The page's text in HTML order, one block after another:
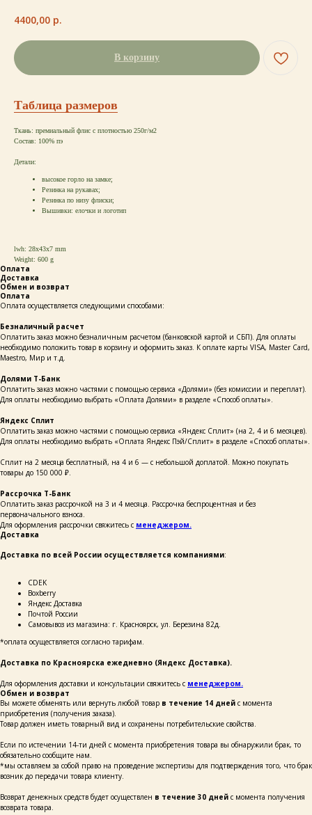
4400,00 р.
В корзину
Таблица размеров
Ткань: премиальный флис с плотностью 250г/м2
Состав: 100% пэ
Детали:
высокое горло на замке;
Резинка на рукавах;
Резинка по низу флиски;
Вышивки: елочки и логотип
lwh: 28x43x7 mm
Weight: 600 g
Оплата
Доставка
Обмен и возврат
Оплата
Оплата осуществляется следующими способами:
Безналичный расчет
Оплатить заказ можно безналичным расчетом (банковской картой и СБП). Для оплаты
необходимо положить товар в корзину и оформить заказ. К оплате карты VISA, Master Card,
Maestro, Мир и т.д.
Долями Т-Банк
Оплатить заказ можно частями с помощью сервиса «Долями» (без комиссии и переплат).
Для оплаты необходимо выбрать «Оплата Долями» в разделе «Способ оплаты».
Яндекс Сплит
Оплатить заказ можно частями с помощью сервиса «Яндекс Сплит» (на 2, 4 и 6 месяцев).
Для оплаты необходимо выбрать «Оплата Яндекс Пэй/Сплит» в разделе «Способ оплаты».
Сплит на 2 месяца бесплатный, на 4 и 6 — с небольшой доплатой. Можно покупать
товары до 150 000 ₽.
Рассрочка Т-Банк
Оплатить заказ рассрочкой на 3 и 4 месяца. Рассрочка беспроцентная и без
первоначального взноса.
Для оформления рассрочки свяжитесь с менеджером.
Доставка
Доставка по всей России осуществляется компаниями:
СDEK
Boxberry
Яндекс Доставка
Почтой России
Самовывоз из магазина: г. Красноярск, ул. Березина 82д.
*оплата осуществляется согласно тарифам.
Доставка по Красноярска ежедневно (Яндекс Доставка).
Для оформления доставки и консультации свяжитесь с менеджером.
Обмен и возврат
Вы можете обменять или вернуть любой товар в течение 14 дней с момента
приобретения (получения заказа).
Товар должен иметь товарный вид и сохранены потребительские свойства.
Если по истечении 14-ти дней с момента приобретения товара вы обнаружили брак, то
обязательно сообщите нам.
*мы оставляем за собой право на проведение экспертизы для подтверждения того, что брак
возник до передачи товара клиенту.
Возврат денежных средств будет осуществлен в течение 30 дней с момента получения
возврата товара.
ДАННЫЕ И МЫ СВЯЖЕМСЯ
о бренде